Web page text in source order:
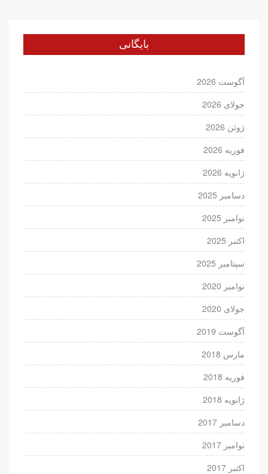
بایگانی
آگوست 2026
جولای 2026
ژوئن 2026
فوریه 2026
ژانویه 2026
دسامبر 2025
نوامبر 2025
اکتبر 2025
سپتامبر 2025
نوامبر 2020
جولای 2020
آگوست 2019
مارس 2018
فوریه 2018
ژانویه 2018
دسامبر 2017
نوامبر 2017
اکتبر 2017